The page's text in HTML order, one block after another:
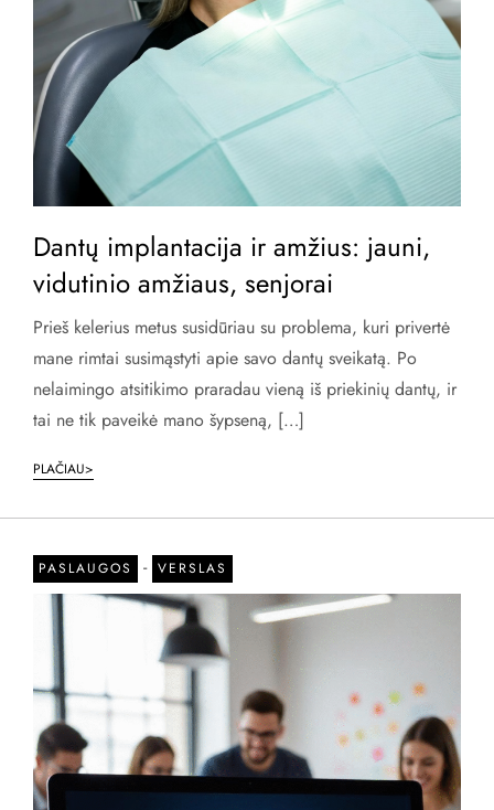
Dantų implantacija ir amžius: jauni,
vidutinio amžiaus, senjorai
Prieš kelerius metus susidūriau su problema, kuri privertė
mane rimtai susimąstyti apie savo dantų sveikatą. Po
nelaimingo atsitikimo praradau vieną iš priekinių dantų, ir
tai ne tik paveikė mano šypseną, […]
PLAČIAU>
PASLAUGOS - VERSLAS